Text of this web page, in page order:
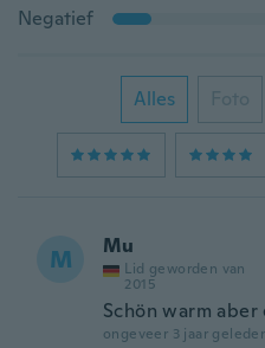
Negatief
Alles Foto
M Mu
Lid geworden van
2015
Schön warm
ongeveer 3 jaar